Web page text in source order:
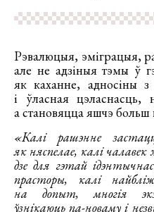
Рэвалюцыя, эміграцыя,
але не адзіныя тэмы ў
як каханне, адносіны
і ўласная цэласнасць,
а становяцца яшчэ больш
«Калі рашэнне
як няспелае, калі чалавек
дзе для гэтай
прасторы, калі
на допыт, многія
ўзнікаюць па-новаму і